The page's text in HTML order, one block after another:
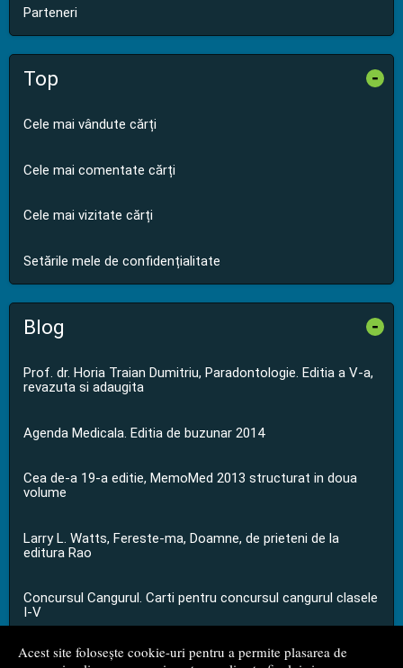
Acest site folosește cookie-uri pentru a permite plasarea de
Parteneri
Top -
Cele mai vândute cărți
Cele mai comentate cărți
Cele mai vizitate cărți
Setările mele de confidențialitate
Blog -
Prof. dr. Horia Traian Dumitriu, Paradontologie. Editia a V-a,
revazuta si adaugita
Agenda Medicala. Editia de buzunar 2014
Cea de-a 19-a editie, MemoMed 2013 structurat in doua
volume
Larry L. Watts, Fereste-ma, Doamne, de prieteni de la
editura Rao
Concursul Cangurul. Carti pentru concursul cangurul clasele
I-V
...toate știrile